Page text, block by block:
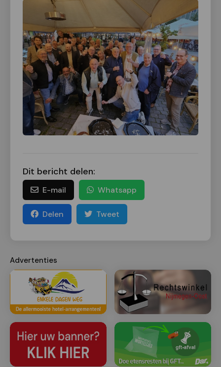
Dit bericht delen:
E-mail Whatsapp
Delen Tweet
Advertenties